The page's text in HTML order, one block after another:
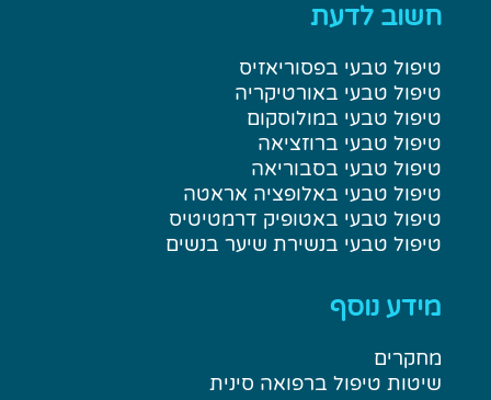
מחקרים
שיטות טיפול ברפואה סינית
מחלות עור המטופלות בקליניקה
השתתפות בביטוח רפואי
בלוג מחלות עור ונשירת שיער
רפואית או החלפת ייעוץ של רופא. בכל בעיה רפואית יש לקבל
חוות דעת רופא עור. כל הטיפולים במרפאה הינם ברפואה
הרפואה המשלימה במחלקת העור בביה״ח שיבא אחד מעשרת
בתי החולים הטובים בעולם. לפרטים נוספים.